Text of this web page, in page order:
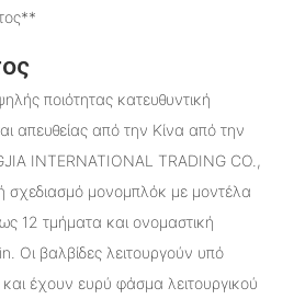
ποιότητας κατευθυντική
απευθείας από την Κίνα από την
INTERNATIONAL TRADING CO.,
σχεδιασμό μονομπλόκ με μοντέλα
12 τμήματα και ονομαστική
Οι βαλβίδες λειτουργούν υπό
και έχουν ευρύ φάσμα λειτουργικού